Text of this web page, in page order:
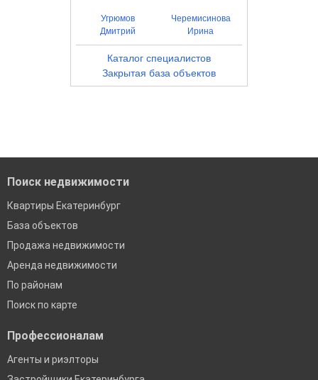
Угрюмов
Дмитрий
Черемисинова
Ирина
Каталог специалистов
Закрытая база объектов
Поиск недвижимости
Квартиры Екатеринбург
База объектов
Продажа недвижимости
Аренда недвижимости
По районам
Поиск по карте
Профессионалам
Агенты и риэлторы